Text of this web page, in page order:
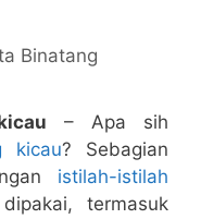
Binatang
– Apa sih
kicau? Sebagian
istilah-istilah
termasuk